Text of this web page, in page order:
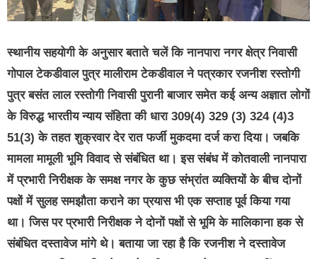
स्थानीय सहयोगी के अनुसार बताते चलें कि नानपारा नगर क्षेत्र निवासी
गोपाल टेकडीवाल पुत्र मालीराम टेकडीवाल ने पत्रकार रजनीश रस्तोगी
पुत्र बसंत लाल रस्तोगी निवासी पुरानी बाजार समेत कई अन्य अज्ञात लोगों
के विरुद्ध भारतीय न्याय संहिता की धारा 309(4) 329 (3) 324 (4)3
51(3) के तहत शुक्रवार देर रात फर्जी मुकदमा दर्ज करा दिया। जबकि
मामला मामूली भूमि विवाद से संबंधित था। इस संबंध में कोतवाली नानपारा
में प्रभारी निरीक्षक के समक्ष नगर के कुछ संभ्रांत व्यक्तियों के बीच दोनों
पक्षों में सुलह समझौता कराने का प्रयास भी एक सप्ताह पूर्व किया गया
था। जिस पर प्रभारी निरीक्षक ने दोनों पक्षों से भूमि के मालिकाना हक से
संबंधित दस्तावेज मांगे थे। बताया जा रहा है कि रजनीश ने दस्तावेज